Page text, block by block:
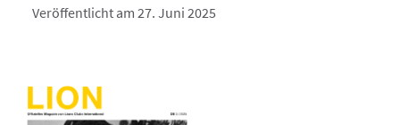
Veröffentlicht am 27. Juni 2025